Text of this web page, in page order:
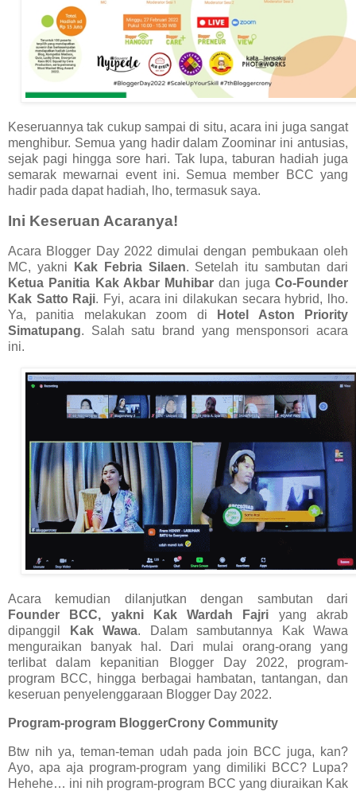
Keseruannya tak cukup sampai di situ, acara ini juga sangat
menghibur. Semua yang hadir dalam Zoominar ini antusias,
sejak pagi hingga sore hari. Tak lupa, taburan hadiah juga
semarak mewarnai event ini. Semua member BCC yang
hadir pada dapat hadiah, lho, termasuk saya.
Ini Keseruan Acaranya!
Acara Blogger Day 2022 dimulai dengan pembukaan oleh
MC, yakni
Kak Febria Silaen. Setelah itu sambutan dari
Ketua Panitia Kak Akbar Muhibardan jugaCo-Founder
Kak Satto Raji. Fyi, acara ini dilakukan secara hybrid, lho.
Ya, panitia melakukan zoom di
Hotel Aston Priority
Simatupang. Salah satu brand yang mensponsori acara
ini.
Acara kemudian dilanjutkan dengan sambutan dari
Founder BCC, yakni Kak Wardah Fajri yang akrab
dipanggil
Kak Wawa. Dalam sambutannya Kak Wawa
menguraikan banyak hal. Dari mulai orang-orang yang
terlibat dalam kepanitian Blogger Day 2022, program-
program BCC, hingga berbagai hambatan, tantangan, dan
keseruan penyelenggaraan Blogger Day 2022.
Program-program BloggerCrony Community
Btw nih ya, teman-teman udah pada join BCC juga, kan?
Ayo, apa aja program-program yang dimiliki BCC? Lupa?
Hehehe… ini nih program-program BCC yang diuraikan Kak